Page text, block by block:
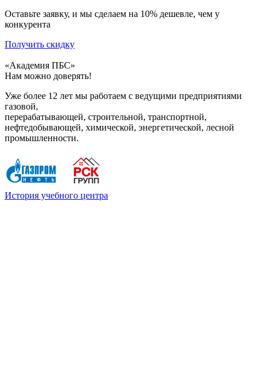
Оставьте заявку, и мы сделаем на 10% дешевле, чем у
конкурента
Получить скидку
«Академия ПБС»
Нам можно доверять!
Уже более 12 лет мы работаем с ведущими предприятиями
газовой,
перерабатывающей, строительной, транспортной,
нефтедобывающей, химической, энергетической, лесной
промышленности.
История учебного центра